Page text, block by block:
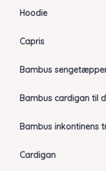
Hoodie
Capris
Bambus
Bambus cardigan til
Bambus inkontinens
Cardigan